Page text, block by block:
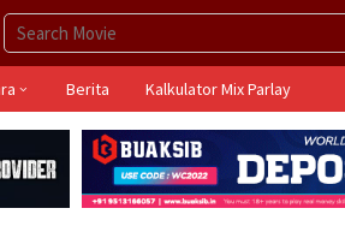
Berita Kalkulator Mix Parlay